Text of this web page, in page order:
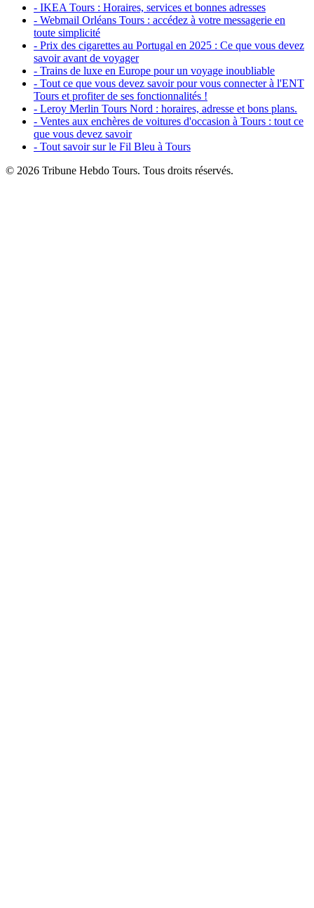
- IKEA Tours : Horaires, services et bonnes adresses
- Webmail Orléans Tours : accédez à votre messagerie en
toute simplicité
- Prix des cigarettes au Portugal en 2025 : Ce que vous devez
savoir avant de voyager
- Trains de luxe en Europe pour un voyage inoubliable
- Tout ce que vous devez savoir pour vous connecter à l'ENT
Tours et profiter de ses fonctionnalités !
- Leroy Merlin Tours Nord : horaires, adresse et bons plans.
- Ventes aux enchères de voitures d'occasion à Tours : tout ce
que vous devez savoir
- Tout savoir sur le Fil Bleu à Tours
© 2026 Tribune Hebdo Tours. Tous droits réservés.